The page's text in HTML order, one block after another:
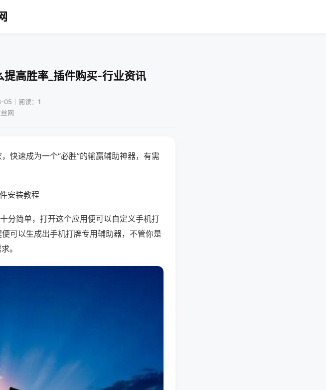
高胜率_插件购买-行业资讯
05｜阅读：1
网
快速成为一个“必胜”的输赢辅助神器，有需
安装教程
分简单，打开这个应用便可以自定义手机打
可以生成出手机打牌专用辅助器，不管你是
。